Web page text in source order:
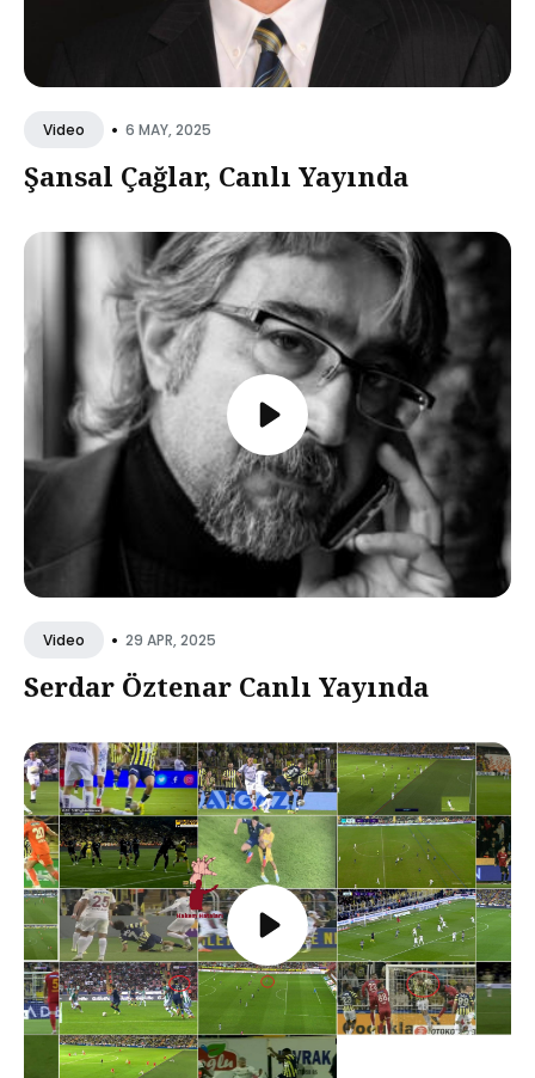
Video • 6 MAY, 2025
Şansal Çağlar, Canlı Yayında
Video • 29 APR, 2025
Serdar Öztenar Canlı Yayında